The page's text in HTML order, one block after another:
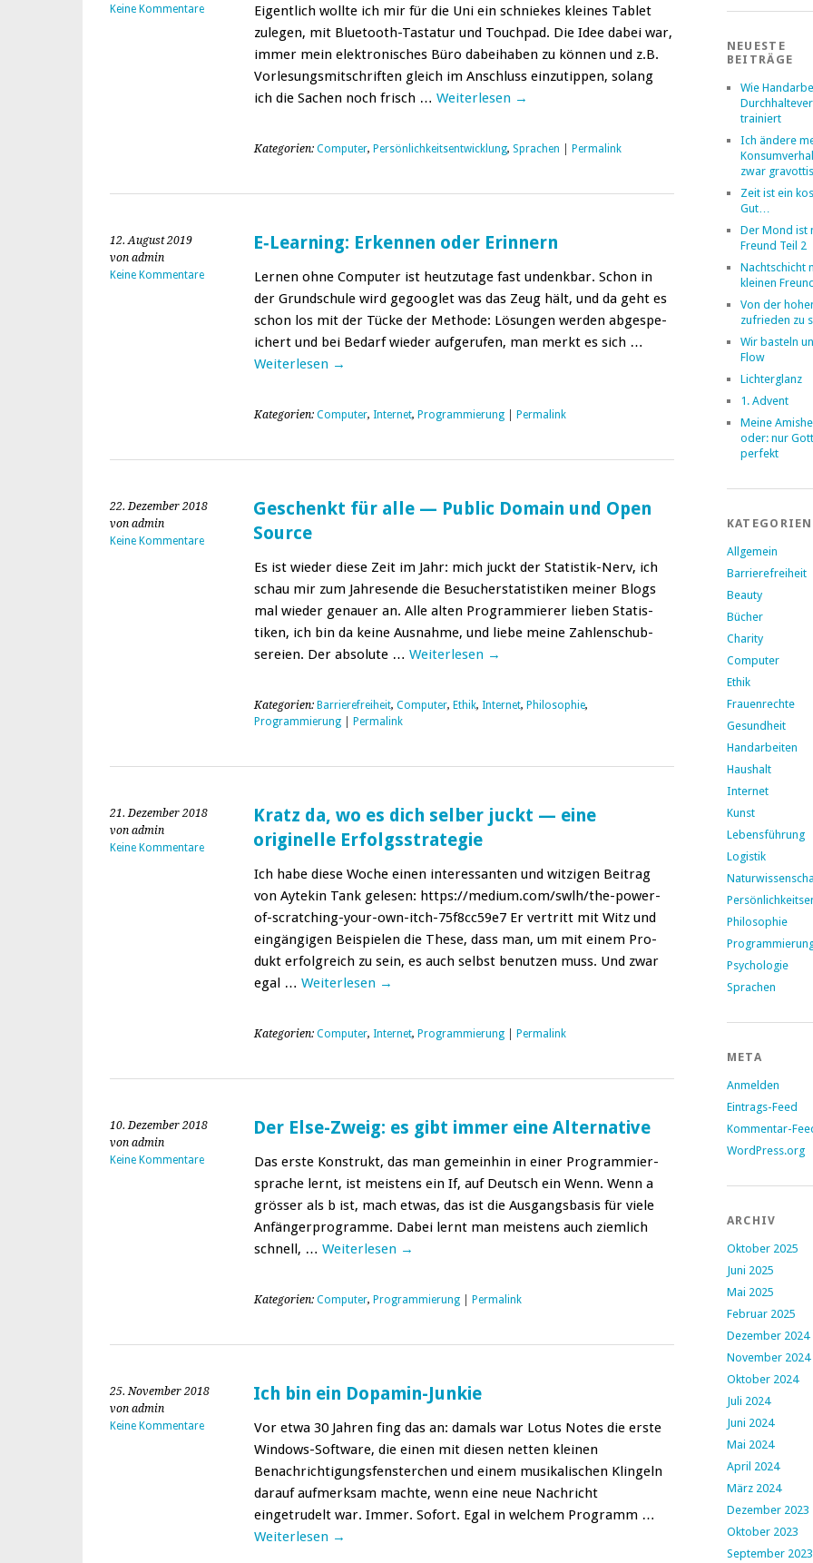
Keine Kommentare
Eigentlich wollte ich mir für die Uni ein schniekes kleines Tablet
zule­gen, mit Blue­­tooth-Tas­­tatur und Touch­pad. Die Idee dabei war,
immer mein elek­tro­n­is­ches Büro dabei­haben zu kön­nen und z.B.
Vor­lesungsmitschriften gle­ich im Anschluss einzu­tip­pen, solang
ich die Sachen noch frisch … Weit­er­lesen →
Kategorien: Computer, Persönlichkeitsentwicklung, Sprachen Permalink
12. August 2019
von admin
Keine Kommentare
E‑Learning: Erkennen oder Erinnern
Ler­nen ohne Com­put­er ist heutzu­tage fast undenkbar. Schon in
der Grund­schule wird gegooglet was das Zeug hält, und da geht es
schon los mit der Tücke der Meth­ode: Lösun­gen wer­den abge­spe­
ichert und bei Bedarf wieder aufgerufen, man merkt es sich …
Weit­er­lesen →
Kategorien: Computer, Internet, Programmierung| Permalink
22. Dezember 2018
von admin
Keine Kommentare
Geschenkt für alle — Public Domain und Open
Source
Es ist wieder diese Zeit im Jahr: mich juckt der Sta­tis­tik-Nerv, ich
schau mir zum Jahre­sende die Besuch­er­sta­tis­tiken mein­er Blogs
mal wieder genauer an. Alle alten Pro­gram­mier­er lieben Sta­tis­
tiken, ich bin da keine Aus­nahme, und liebe meine Zahlen­schub­
sereien. Der absolute … Weit­er­lesen →
Kategorien: Barrierefreiheit, Computer, Ethik, Internet, Philosophie,
Programmierung| Permalink
21. Dezember 2018
von admin
Keine Kommentare
Kratz da, wo es dich selber juckt — eine
originelle Erfolgsstrategie
Ich habe diese Woche einen inter­es­san­ten und witzi­gen Beitrag
von Aytekin Tank gele­sen: https://medium.com/swlh/the-power-
of-scratching-your-own-itch-75f8cc59e7 Er ver­tritt mit Witz und
eingängi­gen Beispie­len die These, dass man, um mit einem Pro­
dukt erfol­gre­ich zu sein, es auch selb­st benutzen muss. Und zwar
egal … Weit­er­lesen →
Kategorien: Computer, Internet, Programmierung| Permalink
10. Dezember 2018
von admin
Keine Kommentare
Der Else-Zweig: es gibt immer eine Alternative
Das erste Kon­strukt, das man gemein­hin in ein­er Pro­gram­mier­
sprache lernt, ist meis­tens ein If, auf Deutsch ein Wenn. Wenn a
gröss­er als b ist, mach etwas, das ist die Aus­gangs­ba­sis für viele
Anfänger­pro­gramme. Dabei lernt man meis­tens auch ziem­lich
schnell, … Weit­er­lesen →
Kategorien: Computer, Programmierung| Permalink
25. November 2018
von admin
Keine Kommentare
Ich bin ein Dopamin-Junkie
Vor etwa 30 Jahren fing das an: damals war Lotus Notes die erste
Win­­dows-Soft­­ware, die einen mit diesen net­ten kleinen
Benachrich­ti­gungs­fen­sterchen und einem musikalis­chen Klin­geln
darauf aufmerk­sam machte, wenn eine neue Nachricht
eingetrudelt war. Immer. Sofort. Egal in welchem Pro­gramm …
Weit­er­lesen →
NEUESTE
BEITRÄGE
Wie
trainiert
Ich ändere
zwar
Zeit ist ein
Gut…
Der Mond ist
Freund Teil 2
Nachtschicht
kleinen
Von der
zufrieden zu
Wir basteln
Flow
Lichterglanz
1. Advent
Meine
oder: nur
perfekt
KATEGORIEN
Allgemein
Barrierefreiheit
Beauty
Bücher
Charity
Computer
Ethik
Frauenrechte
Gesundheit
Handarbeiten
Haushalt
Internet
Kunst
Lebensführung
Logistik
Philosophie
Psychologie
Sprachen
META
Anmelden
Eintrags-Feed
Kommentar-
WordPress.org
ARCHIV
Oktober 2025
Juni 2025
Mai 2025
Februar 2025
Dezember 2024
November 2024
Oktober 2024
Juli 2024
Juni 2024
Mai 2024
April 2024
März 2024
Dezember 2023
Oktober 2023
September 2023